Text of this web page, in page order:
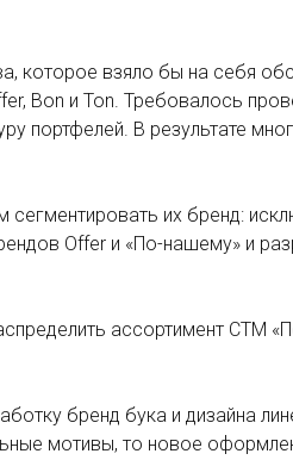
которое взяло бы на себя
Bon и Ton. Требовалось
портфелей. В результате
их бренд:
Offer и «По-нашему» и
ассортимент СТМ
бренд бука и дизайна
мотивы, то новое